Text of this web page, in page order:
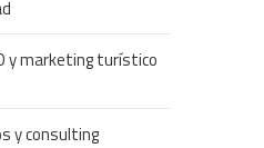
y marketing turístico
y consulting